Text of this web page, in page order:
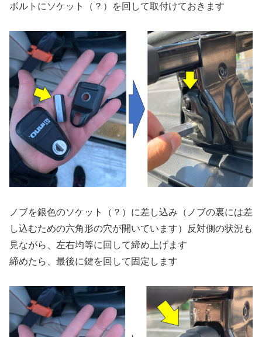
ボルトにソケット（？）を回して取付けておきます
ノブを銀色のソケット（？）に差し込み（ノブの裏には差
し込むための六角形の穴が開いています）反対側の状況も
見ながら、左右均等に回して締め上げます
締めたら、最後に鍵を回して固定します